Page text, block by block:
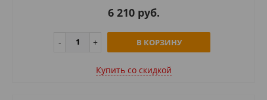
6 210 руб.
В КОРЗИНУ
Купить cо скидкой